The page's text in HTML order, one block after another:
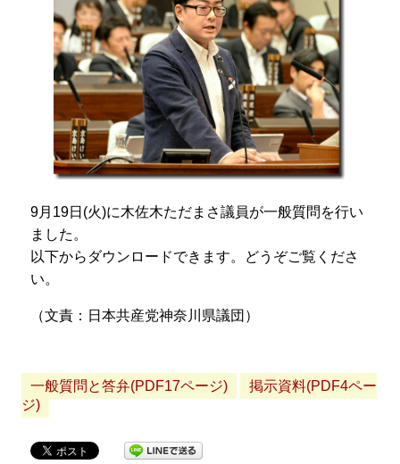
9月19日(火)に木佐木ただまさ議員が一般質問を行い
ました。
以下からダウンロードできます。どうぞご覧くださ
い。
（文責：日本共産党神奈川県議団）
一般質問と答弁(PDF17ページ)
掲示資料(PDF4ペー
ジ)